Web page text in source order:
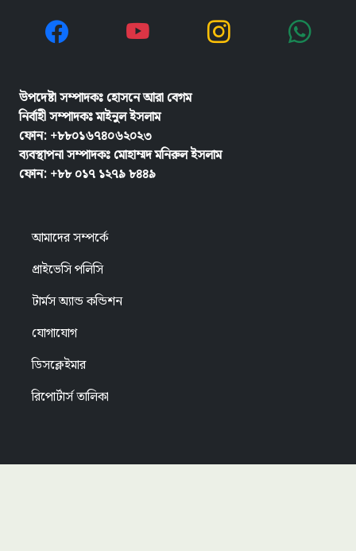
উপদেষ্টা সম্পাদকঃ হোসনে আরা বেগম
নির্বাহী সম্পাদকঃমাইনুল ইসলাম
ফোন: +৮৮০১৬৭৪০৬২০২৩
ব্যবস্থাপনা সম্পাদকঃ মোহাম্মদ মনিরুল ইসলাম
ফোন: +৮৮ ০১৭ ১২৭৯ ৮৪৪৯
আমাদের সম্পর্কে
প্রাইভেসি পলিসি
টার্মস অ্যান্ড কন্ডিশন
যোগাযোগ
ডিসক্লেইমার
রিপোর্টার্স তালিকা